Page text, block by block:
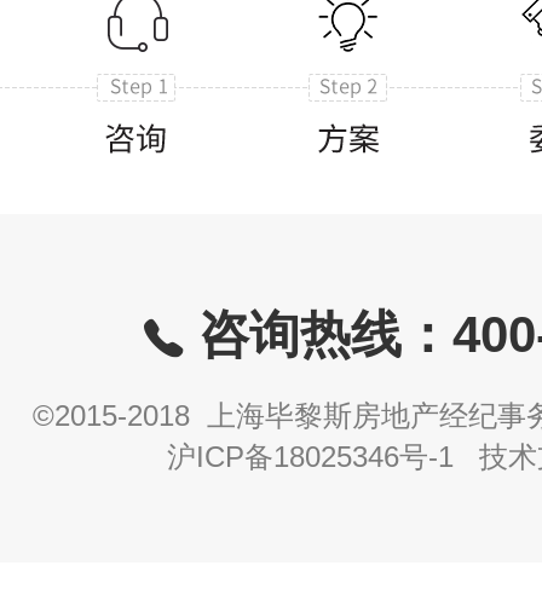
咨询热线：
©2015-2018 上海毕黎斯房地产经纪事
沪ICP备18025346号-1 技术